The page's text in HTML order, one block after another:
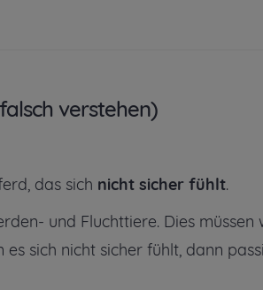
verstehen)
das sich nicht sicher fühlt.
und Fluchttiere. Dies müssen
sich nicht sicher fühlt, dann